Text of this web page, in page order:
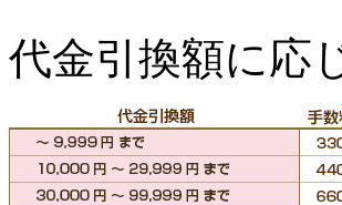
代金引換額に応